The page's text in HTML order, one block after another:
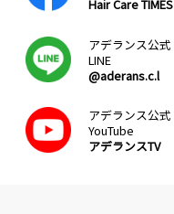
Hair Care TIMES
アデランス公式
LINE
@aderans.c.l
アデランス公式
YouTube
アデランスTV